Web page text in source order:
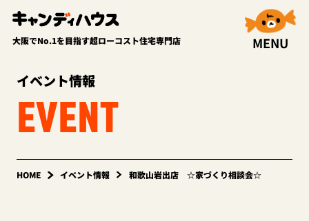
大阪でNo.1を目指す超ローコスト住宅専門店 MENU
イベント情報
EVENT
HOME イベント情報 和歌山岩出店 ☆家づくり相談会☆